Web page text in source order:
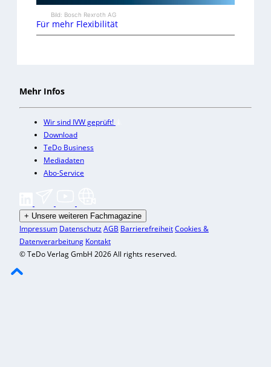
Bild: Bosch Rexroth AG
Für mehr Flexibilität
Mehr Infos
Wir sind IVW geprüft!
Download
TeDo Business
Mediadaten
Abo-Service
+ Unsere weiteren Fachmagazine
Impressum DatenschutzAGB BarrierefreiheitCookies &
Datenverarbeitung Kontakt
© TeDo Verlag GmbH 2026 All rights reserved.